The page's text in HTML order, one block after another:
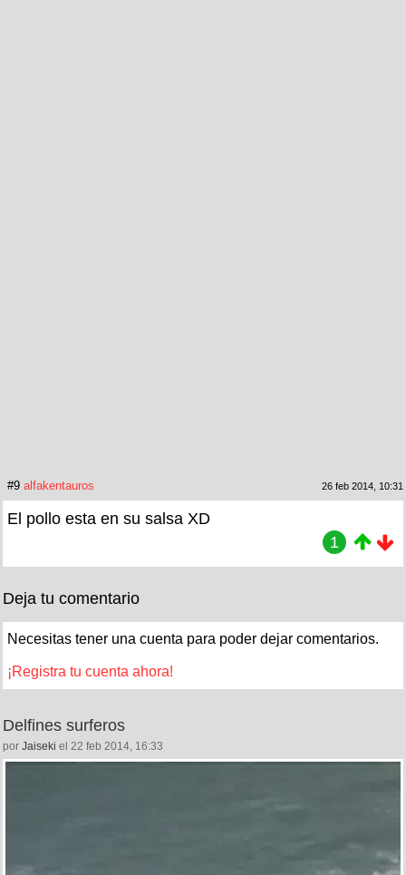
#9 alfakentauros 26 feb 2014, 10:31
El pollo esta en su salsa XD
1
Deja tu comentario
Necesitas tener una cuenta para poder dejar comentarios.
¡Registra tu cuenta ahora!
Delfines surferos
por Jaiseki el 22 feb 2014, 16:33